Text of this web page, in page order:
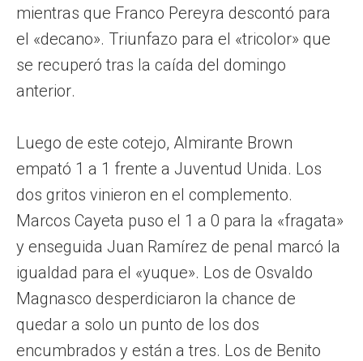
mientras que Franco Pereyra descontó para
el «decano». Triunfazo para el «tricolor» que
se recuperó tras la caída del domingo
anterior.
Luego de este cotejo, Almirante Brown
empató 1 a 1 frente a Juventud Unida. Los
dos gritos vinieron en el complemento.
Marcos Cayeta puso el 1 a 0 para la «fragata»
y enseguida Juan Ramírez de penal marcó la
igualdad para el «yuque». Los de Osvaldo
Magnasco desperdiciaron la chance de
quedar a solo un punto de los dos
encumbrados y están a tres. Los de Benito